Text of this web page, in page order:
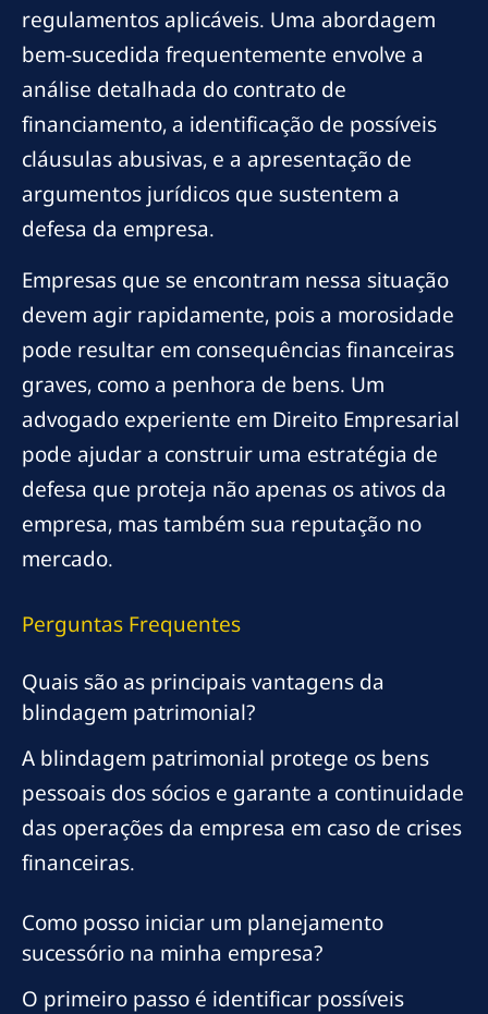
regulamentos aplicáveis. Uma abordagem
bem-sucedida frequentemente envolve a
análise detalhada do contrato de
financiamento, a identificação de possíveis
cláusulas abusivas, e a apresentação de
argumentos jurídicos que sustentem a
defesa da empresa.
Empresas que se encontram nessa situação
devem agir rapidamente, pois a morosidade
pode resultar em consequências financeiras
graves, como a penhora de bens. Um
advogado experiente em Direito Empresarial
pode ajudar a construir uma estratégia de
defesa que proteja não apenas os ativos da
empresa, mas também sua reputação no
mercado.
Perguntas Frequentes
Quais são as principais vantagens da
blindagem patrimonial?
A blindagem patrimonial protege os bens
pessoais dos sócios e garante a continuidade
das operações da empresa em caso de crises
financeiras.
Como posso iniciar um planejamento
sucessório na minha empresa?
O primeiro passo é identificar possíveis